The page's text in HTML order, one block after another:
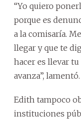
“Yo quiero
porque es
a la comisaría.
llegar y que te
hacer es llevar tu
avanza”, lamentó.
Edith tampoco
instituciones